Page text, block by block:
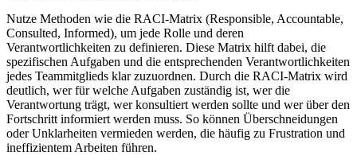
Nutze Methoden wie die RACI-Matrix (Responsible, Accountable,
Consulted, Informed), um jede Rolle und deren
Verantwortlichkeiten zu definieren. Diese Matrix hilft dabei, die
spezifischen Aufgaben und die entsprechenden Verantwortlichkeiten
jedes Teammitglieds klar zuzuordnen. Durch die RACI-Matrix wird
deutlich, wer für welche Aufgaben zuständig ist, wer die
Verantwortung trägt, wer konsultiert werden sollte und wer über den
Fortschritt informiert werden muss. So können Überschneidungen
oder Unklarheiten vermieden werden, die häufig zu Frustration und
ineffizientem Arbeiten führen.